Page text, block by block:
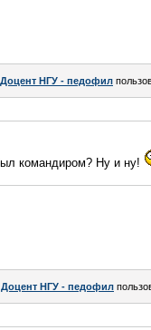
Доцент НГУ - педофил
командиром? Ну и ну!
Доцент НГУ - педофил